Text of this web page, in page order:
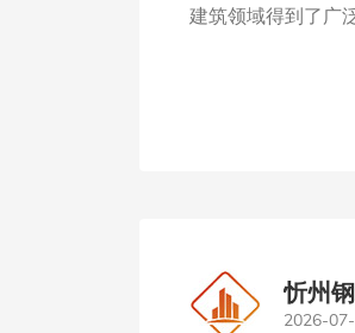
建筑领域得到了广
忻州
2026-